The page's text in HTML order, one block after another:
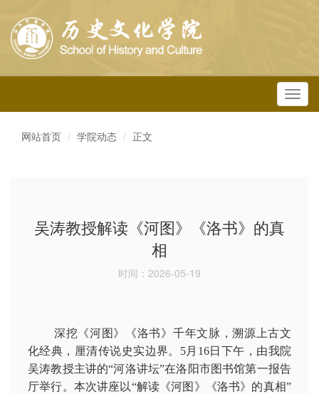
网站首页
学院动态 正文
吴涛教授解读《河图》《洛书》的真
相
时间：2026-05-19
深挖《河图》《洛书》千年文脉，溯源上古文
化经典，厘清传说史实边界。5月16日下午，由我院
吴涛教授主讲的“河洛讲坛”在洛阳市图书馆第一报告
厅举行。本次讲座以“解读《河图》《洛书》的真相”